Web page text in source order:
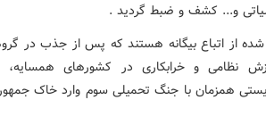
و... کشف و ضبط گردید .
شده از اتباع بیگانه هستند که پس از جذب در
نظامی و خرابکاری در کشورهای
همزمان با جنگ تحمیلی سوم وارد خاک